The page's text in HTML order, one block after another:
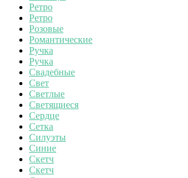
Ретро
Ретро
Розовые
Романтические
Ручка
Ручка
Свадебные
Свет
Светлые
Светящиеся
Сердце
Сетка
Силуэты
Синие
Скетч
Скетч